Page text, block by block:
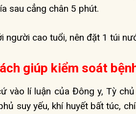
sau cẳng chân 5 phút.
người cao tuổi, nên đặt 1 túi
giúp kiểm soát
vào lí luận của Đông y, Tỳ
suy yếu, khí huyết bất túc,